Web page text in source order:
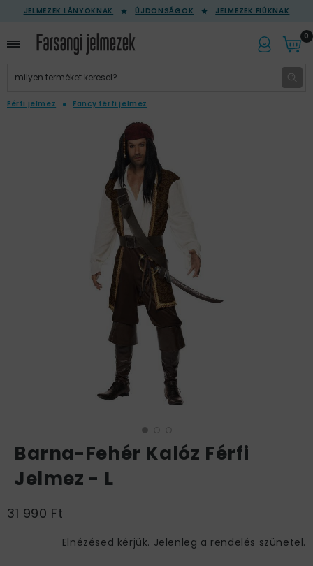
JELMEZEK LÁNYOKNAK ÚJDONSÁGOK JELMEZEK FIÚKNAK
0
Férfi jelmez Fancy férfi jelmez
Barna-Fehér Kalóz Férfi
Jelmez - L
31 990 Ft
Elnézésed kérjük. Jelenleg a rendelés szünetel.